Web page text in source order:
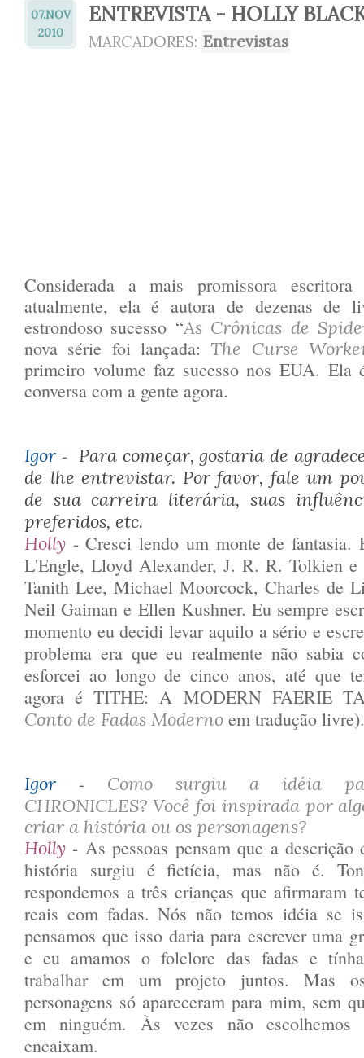
07.NOV
2010
ENTREVISTA - HOLLY
MARCADORES: Entrevistas
Considerada a mais promissora escritora
atualmente, ela é autora de dezenas de
estrondoso sucesso “As Crônicas de
nova série foi lançada: The Curse
primeiro volume faz sucesso nos EUA.
conversa com a gente agora.
Igor - Para começar, gostaria de
de lhe entrevistar. Por favor, fale um
de sua carreira literária, suas
preferidos, etc.
Holly - Cresci lendo um monte de fantasia.
L'Engle, Lloyd Alexander, J. R. R. Tolkien e
Tanith Lee, Michael Moorcock, Charles de
Neil Gaiman e Ellen Kushner. Eu sempre
momento eu decidi levar aquilo a sério e
problema era que eu realmente não sabia
esforcei ao longo de cinco anos, até que
agora é TITHE: A MODERN FAERIE
Conto de Fadas Moderno em tradução livre).
Igor - Como surgiu a idéia
CHRONICLES? Você foi inspirada por
criar a história ou os personagens?
Holly - As pessoas pensam que a
história surgiu é fictícia, mas não é.
respondemos a três crianças que afirmaram
reais com fadas. Nós não temos idéia se
pensamos que isso daria para escrever uma
e eu amamos o folclore das fadas e
trabalhar em um projeto juntos. Mas
personagens só apareceram para mim, sem
em ninguém. Às vezes não
encaixam.